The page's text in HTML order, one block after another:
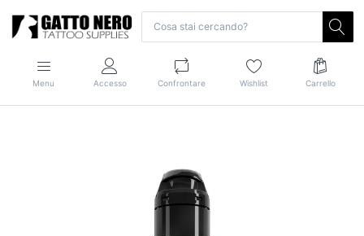
Menu Accesso Confrontare Wishlist Carrello